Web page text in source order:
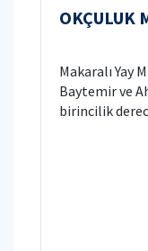
OKÇULUK
Makaralı Yay
Baytemir ve
birincilik
birincilik
bir gurur